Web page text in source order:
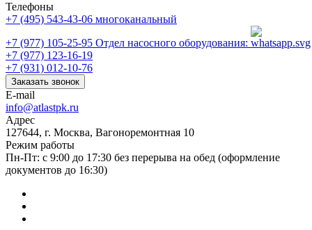
Телефоны
+7 (495) 543-43-06 многоканальный
+7 (977) 105-25-95 Отдел насосного оборудования:
+7 (977) 123-16-19
+7 (931) 012-10-76
Заказать звонок
E-mail
info@atlastpk.ru
Адрес
127644, г. Москва, Вагоноремонтная 10
Режим работы
Пн-Пт: с 9:00 до 17:30 без перерыва на обед (оформление
документов до 16:30)